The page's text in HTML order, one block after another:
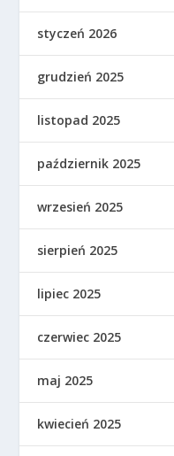
styczeń 2026
grudzień 2025
listopad 2025
październik 2025
wrzesień 2025
sierpień 2025
lipiec 2025
czerwiec 2025
maj 2025
kwiecień 2025